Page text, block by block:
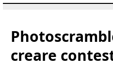
creare